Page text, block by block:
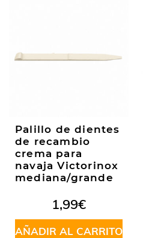
Palillo de dientes
de recambio
crema para
navaja Victorinox
mediana/grande
1,99€
AÑADIR AL CARRITO